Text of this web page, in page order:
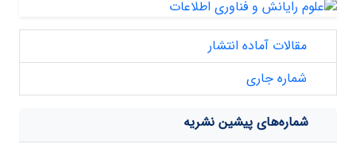
مقالات آماده انتشار
شماره جاری
شماره‌های پیشین نشریه